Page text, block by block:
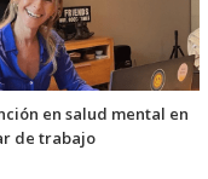
en salud mental en
de trabajo